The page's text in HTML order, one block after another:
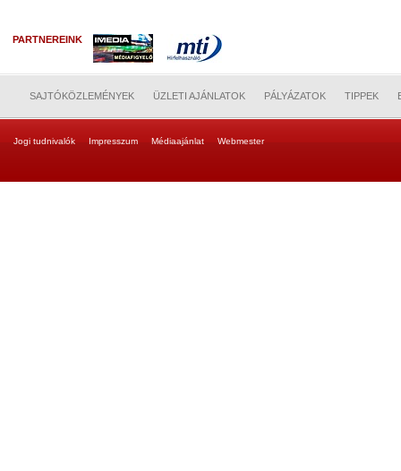
PARTNEREINK
SAJTÓKÖZLEMÉNYEK ÜZLETI AJÁNLATOK PÁLYÁZATOK TIPPEK
Jogi tudnivalók Impresszum Médiaajánlat Webmester